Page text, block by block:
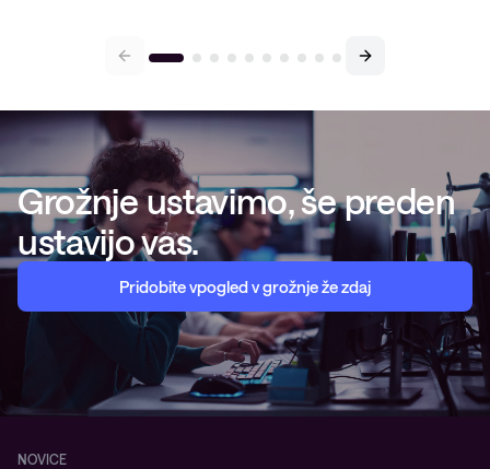
Grožnje ustavimo, še preden
ustavijo vas.
Pridobite vpogled v grožnje že zdaj
NOVICE